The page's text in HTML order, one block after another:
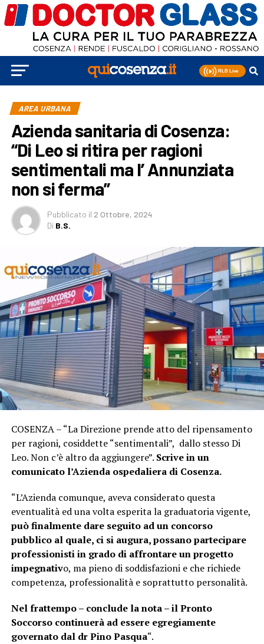
AREA URBANA
Azienda sanitaria di Cosenza:
“Di Leo si ritira per ragioni
sentimentali ma l’ Annunziata
non si ferma”
Pubblicato il 2 Ottobre, 2024
Di B.S.
COSENZA – “La Direzione prende atto del ripensamento
per ragioni, cosiddette “sentimentali”, dallo stesso Di
Leo. Non c’è altro da aggiungere”. Scrive in un
comunicato l’Azienda ospedaliera di Cosenza.
“L’Azienda comunque, aveva considerato questa
eventualità ed una volta esperita la graduatoria vigente,
può finalmente dare seguito ad un concorso
pubblico al quale, ci si augura, possano partecipare
professionisti in grado di affrontare un progetto
impegnativo, ma pieno di soddisfazioni e che richiede
competenza, professionalità e soprattutto personalità.
Nel frattempo – conclude la nota – il Pronto
Soccorso continuerà ad essere egregiamente
governato dal dr Pino Pasqua“.